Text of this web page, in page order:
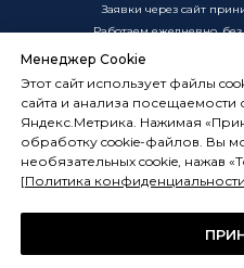
Цены, указанные на
характер и не являются
ст. 437 ГК РФ.
определяется
Спецификации. Условия
публичной офертой,
Заявки через сайт
Работаем ежедневно, без
Менеджер Cookie
Этот сайт использует файлы
сайта и анализа
Яндекс.Метрика. Нажимая
обработку cookie-файлов. Вы
необязательных cookie, нажав
[Политика конфиденциальности